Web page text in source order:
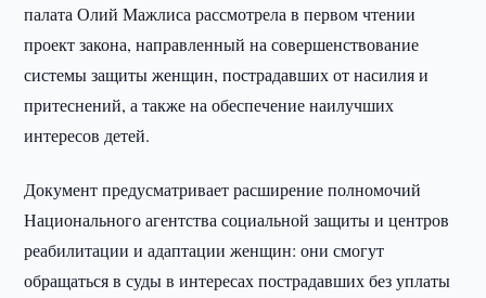
палата Олий Мажлиса рассмотрела в первом чтении
проект закона, направленный на совершенствование
системы защиты женщин, пострадавших от насилия и
притеснений, а также на обеспечение наилучших
интересов детей.
Документ предусматривает расширение полномочий
Национального агентства социальной защиты и центров
реабилитации и адаптации женщин: они смогут
обращаться в суды в интересах пострадавших без уплаты